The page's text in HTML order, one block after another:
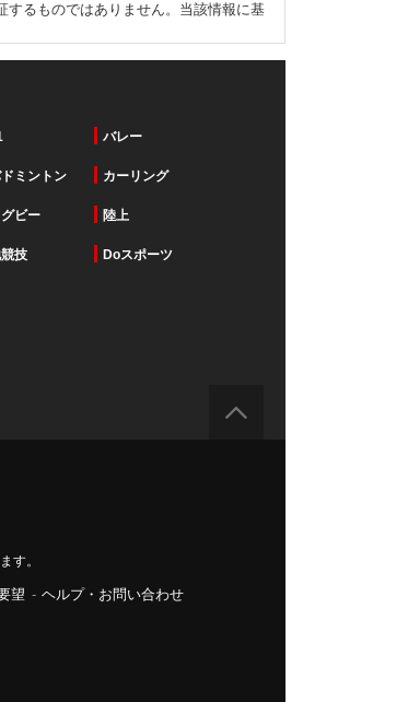
するものではありません。当該情報に基
バレー
ミントン カーリング
ビー 陸上
技 Doスポーツ
す。
望 - ヘルプ・お問い合わせ